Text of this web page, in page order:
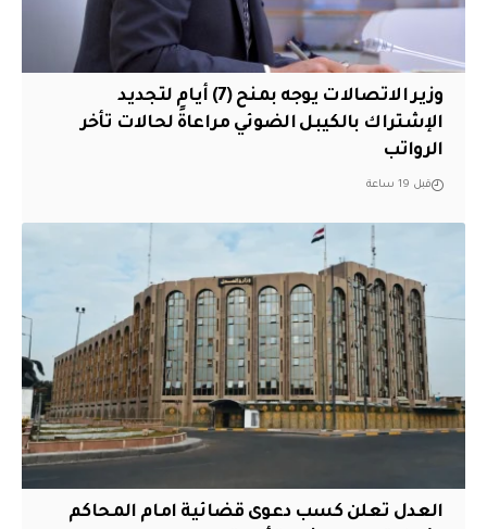
وزير الاتصالات يوجه بمنح (7) أيام لتجديد
الإشتراك بالكيبل الضوئي مراعاةً لحالات تأخر
الرواتب
قبل 19 ساعة
العدل تعلن كسب دعوى قضائية امام المحاكم